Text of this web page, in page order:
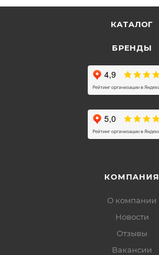
КАТАЛОГ
БРЕНДЫ
КОМПАНИЯ
О компании
Новости
Отзывы
Вакансии